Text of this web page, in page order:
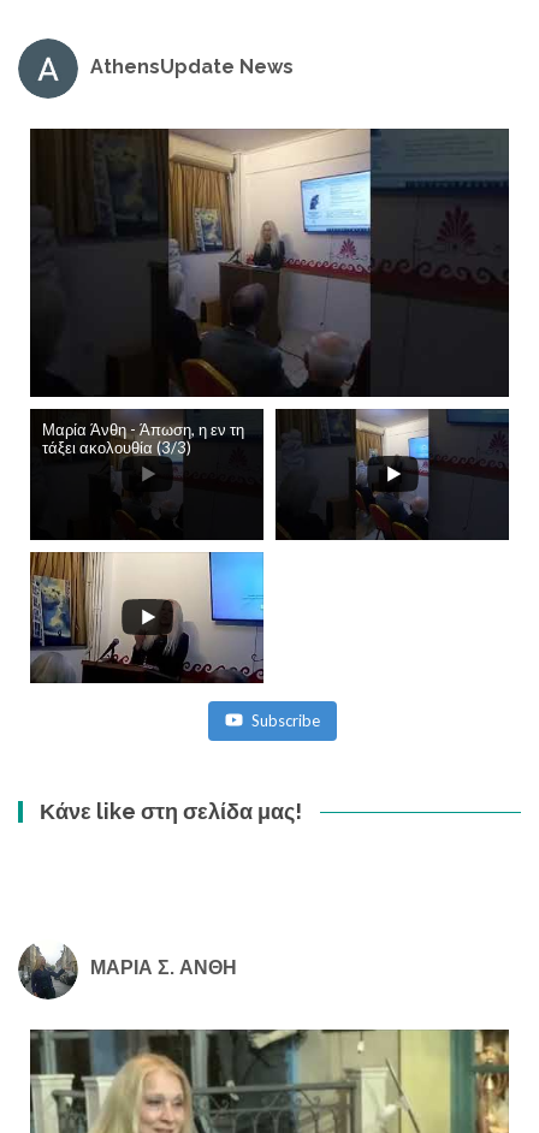
AthensUpdate News
Μαρία Άνθη - Άπωση, η εν τη
τάξει ακολουθία (3/3)
Subscribe
Κάνε like στη σελίδα μας!
ΜΑΡΙΑ Σ. ΑΝΘΗ